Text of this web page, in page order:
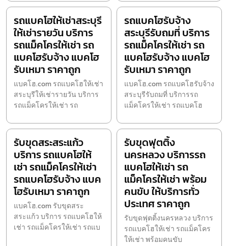
รถแบคโฮให้เช่าสระบุรี
ให้เช่ารายวัน บริการ
รถแม็คโครให้เช่า รถ
แบคโฮรับจ้าง แบคโฮ
รับเหมา ราคาถูก
แบคโฮ.com รถแบคโฮให้เช่า
สระบุรีให้เช่ารายวัน บริการ
รถแม็คโครให้เช่า รถ
รถแบคโฮรับจ้าง
สระบุรีรับถมที่ บริการ
รถแม็คโครให้เช่า รถ
แบคโฮรับจ้าง แบคโฮ
รับเหมา ราคาถูก
แบคโฮ.com รถแบคโฮรับจ้าง
สระบุรีรับถมที่ บริการรถ
แม็คโครให้เช่า รถแบคโฮ
รับขุดสระสระแก้ว
บริการ รถแบคโฮให้
เช่า รถแม็คโครให้เช่า
รถแบคโฮรับจ้าง แบค
โฮรับเหมา ราคาถูก
แบคโฮ.com รับขุดสระ
สระแก้ว บริการ รถแบคโฮให้
เช่า รถแม็คโครให้เช่า รถแบ
รับขุดฟุตติ้ง
นครหลวง บริการรถ
แบคโฮให้เช่า รถ
แม็คโครให้เช่า พร้อม
คนขับ ให้บริการทั่ว
ประเทศ ราคาถูก
รับขุดฟุตติ้งนครหลวง บริการ
รถแบคโฮให้เช่า รถแม็คโคร
ให้เช่า พร้อมคนขับ